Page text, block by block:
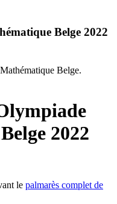
Belge 2022
Belge.
2022
le palmarès complet de